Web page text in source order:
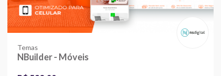
Temas
NBuilder - Móveis